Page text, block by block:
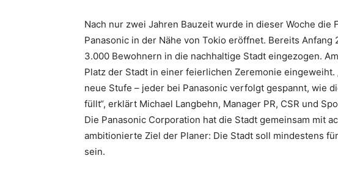
Nach nur zwei Jahren Bauzeit wurde in dieser Woche die
Panasonic in der Nähe von Tokio eröffnet. Bereits
3.000 Bewohnern in die nachhaltige Stadt eingezogen.
Platz der Stadt in einer feierlichen Zeremonie eingeweiht.
neue Stufe – jeder bei Panasonic verfolgt gespannt, wie
füllt“, erklärt Michael Langbehn, Manager PR, CSR und
Die Panasonic Corporation hat die Stadt gemeinsam mit
ambitionierte Ziel der Planer: Die Stadt soll mindestens
sein.